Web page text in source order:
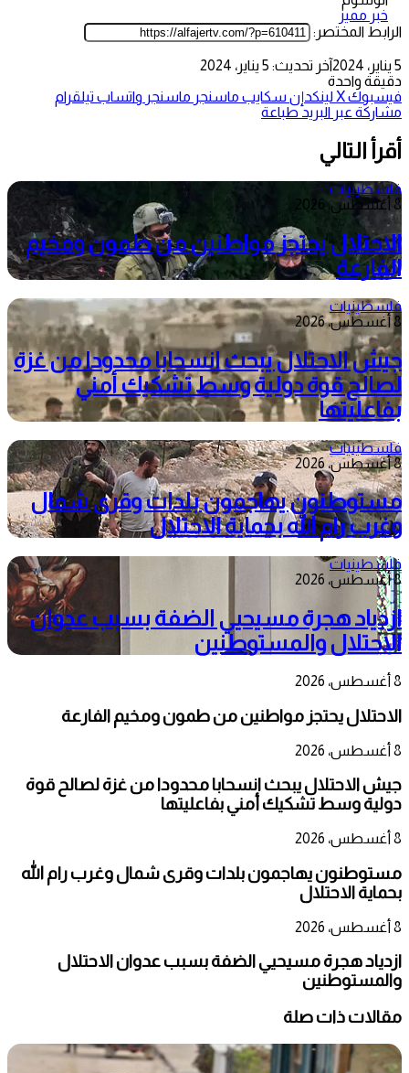
خبر مميز
الرابط المختصر:
5 يناير، 2024
آخر تحديث: 5 يناير، 2024
دقيقة واحدة
فيسبوك‫Xلينكدإن سكايب ماسنجر ماسنجر واتساب تيلقرام
مشاركة عبر البريد طباعة
أقرأ التالي
فلسطينيات
8 أغسطس، 2026
الاحتلال يحتجز مواطنين من طمون ومخيم
الفارعة
فلسطينيات
8 أغسطس، 2026
جيش الاحتلال يبحث انسحابا محدودا من غزة
لصالح قوة دولية وسط تشكيك أمني
بفاعليتها
فلسطينيات
8 أغسطس، 2026
مستوطنون يهاجمون بلدات وقرى شمال
وغرب رام الله بحماية الاحتلال
فلسطينيات
8 أغسطس، 2026
ازدياد هجرة مسيحيي الضفة بسبب عدوان
الاحتلال والمستوطنين
8 أغسطس، 2026
الاحتلال يحتجز مواطنين من طمون ومخيم الفارعة
8 أغسطس، 2026
جيش الاحتلال يبحث انسحابا محدودا من غزة لصالح قوة
دولية وسط تشكيك أمني بفاعليتها
8 أغسطس، 2026
مستوطنون يهاجمون بلدات وقرى شمال وغرب رام الله
بحماية الاحتلال
8 أغسطس، 2026
ازدياد هجرة مسيحيي الضفة بسبب عدوان الاحتلال
والمستوطنين
مقالات ذات صلة